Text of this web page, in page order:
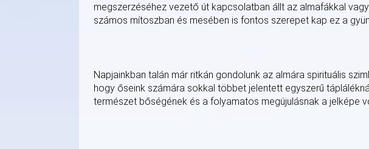
megszerzéséhez vezető út kapcsolatban állt az almafákkal
számos mítoszban és mesében is fontos szerepet kap ez a
Napjainkban talán már ritkán gondolunk az almára spirituális
hogy őseink számára sokkal többet jelentett egyszerű
természet bőségének és a folyamatos megújulásnak a jelképe